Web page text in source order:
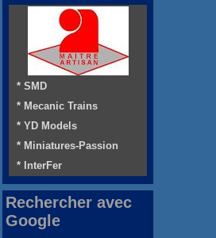
* SMD
* Mecanic Trains
* YD Models
* Miniatures-Passion
* InterFer
Rechercher avec
Google